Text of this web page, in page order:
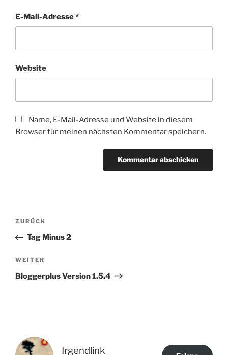
E-Mail-Adresse*
Website
Name, E-Mail-Adresse und Website in diesem
Browser für meinen nächsten Kommentar speichern.
Beitragsnavigation
Vorheriger
Beitrag
ZURÜCK
Tag Minus 2
Nächster
Beitrag
WEITER
Bloggerplus Version 1.5.4
Irgendlink